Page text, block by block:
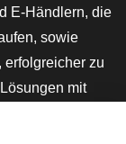
E-Händlern, die
sowie
erfolgreicher zu
mit